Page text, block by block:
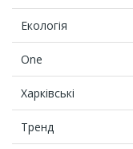
Екологія
One
Харківські
Тренд